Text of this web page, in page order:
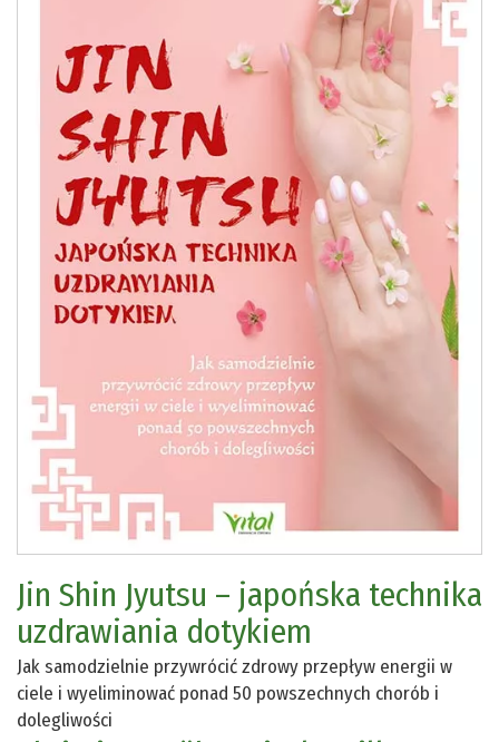
Jin Shin Jyutsu – japońska technika
uzdrawiania dotykiem
Jak samodzielnie przywrócić zdrowy przepływ energii w
ciele i wyeliminować ponad 50 powszechnych chorób i
dolegliwości